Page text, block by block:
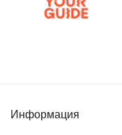
Информация